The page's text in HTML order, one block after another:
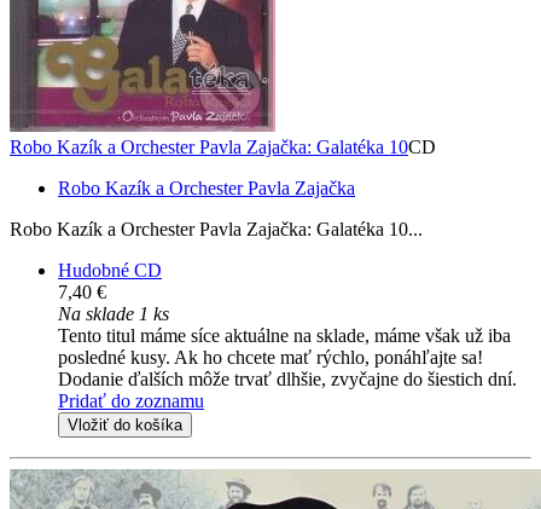
Robo Kazík a Orchester Pavla Zajačka: Galatéka 10CD
Robo Kazík a Orchester Pavla Zajačka
Robo Kazík a Orchester Pavla Zajačka: Galatéka 10...
Hudobné CD
7,40 €
Na sklade 1 ks
Tento titul máme síce aktuálne na sklade, máme však už iba
posledné kusy. Ak ho chcete mať rýchlo, ponáhľajte sa!
Dodanie ďalších môže trvať dlhšie, zvyčajne do šiestich dní.
Pridať do zoznamu
Vložiť do košíka